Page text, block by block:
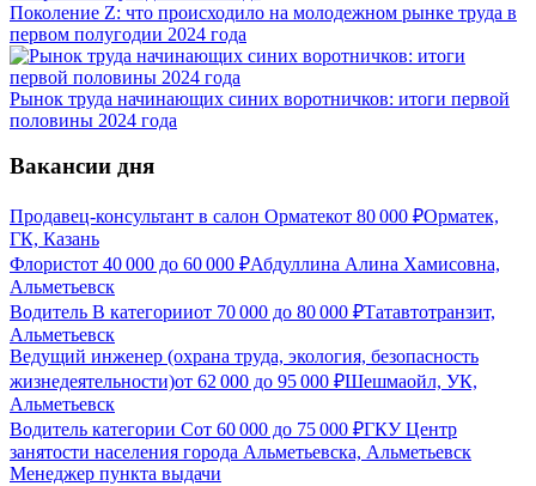
Поколение Z: что происходило на молодежном рынке труда в
первом полугодии 2024 года
Рынок труда начинающих синих воротничков: итоги первой
половины 2024 года
Вакансии дня
Продавец-консультант в салон Орматекот 80 000 ₽Орматек,
ГК, Казань
Флористот 40 000 до 60 000 ₽Абдуллина Алина Хамисовна,
Альметьевск
Водитель В категорииот 70 000 до 80 000 ₽Татавтотранзит,
Альметьевск
Ведущий инженер (охрана труда, экология, безопасность
жизнедеятельности)от 62 000 до 95 000 ₽Шешмаойл, УК,
Альметьевск
Водитель категории Сот 60 000 до 75 000 ₽ГКУ Центр
занятости населения города Альметьевска, Альметьевск
Менеджер пункта выдачи